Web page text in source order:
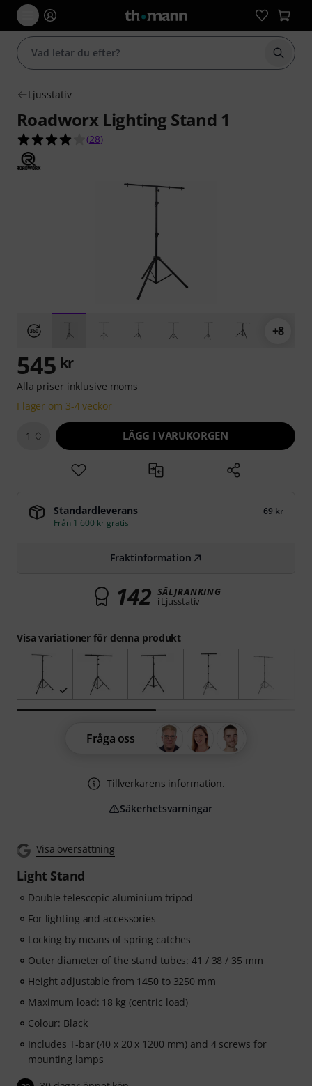
Börja
Ljusstativ
Roadworx Lighting Stand 1
4.0 av 5 stjärnor från 28 kundbetyg
(28)
+8
Visa översättning
Light Stand
Double telescopic aluminium tripod
For lighting and accessories
Locking by means of spring catches
Outer diameter of the stand tubes: 41 / 38 / 35 mm
Height adjustable from 1450 to 3250 mm
Maximum load: 18 kg (centric load)
Colour: Black
Includes T-bar (40 x 20 x 1200 mm) and 4 screws for
mounting lamps
Visa variationer för denna produkt
545 kr
Alla priser inklusive moms
I lager om 3-4 veckor
1 LÄGG I VARUKORGEN
Standardleverans
69 kr
Från 1 600 kr gratis
Fraktinformation
142 SÄLJRANKING
i Ljusstativ
Fråga oss
Tillverkarens information.
Säkerhetsvarningar